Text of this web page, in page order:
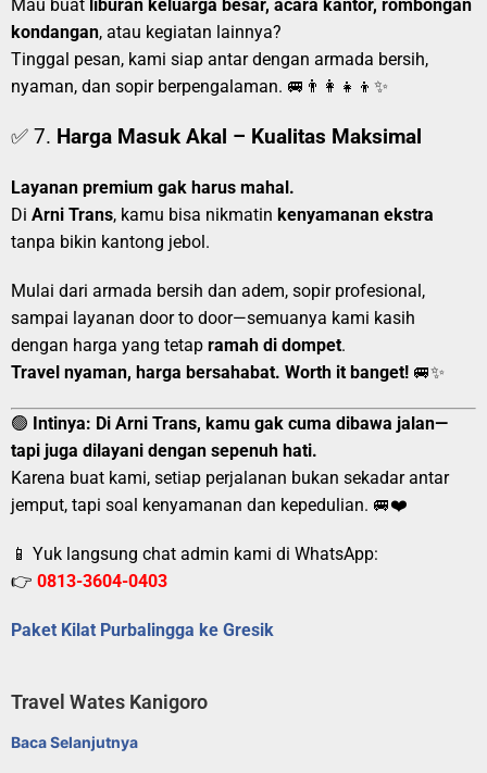
Mau buat liburan keluarga besar, acara kantor, rombongan
kondangan, atau kegiatan lainnya?
Tinggal pesan, kami siap antar dengan armada bersih,
nyaman, dan sopir berpengalaman. 🚐👨‍👩‍👧‍👦✨
✅ 7. Harga Masuk Akal – Kualitas Maksimal
Layanan premium gak harus mahal.
Di Arni Trans, kamu bisa nikmatin kenyamanan ekstra
tanpa bikin kantong jebol.
Mulai dari armada bersih dan adem, sopir profesional,
sampai layanan door to door—semuanya kami kasih
dengan harga yang tetap ramah di dompet.
Travel nyaman, harga bersahabat. Worth it banget! 🚐✨
🟢 Intinya: Di Arni Trans, kamu gak cuma dibawa jalan—
tapi juga dilayani dengan sepenuh hati.
Karena buat kami, setiap perjalanan bukan sekadar antar
jemput, tapi soal kenyamanan dan kepedulian. 🚐❤️
📱 Yuk langsung chat admin kami di WhatsApp:
👉 0813-3604-0403
Paket Kilat Purbalingga ke Gresik
Travel Wates Kanigoro
Baca Selanjutnya